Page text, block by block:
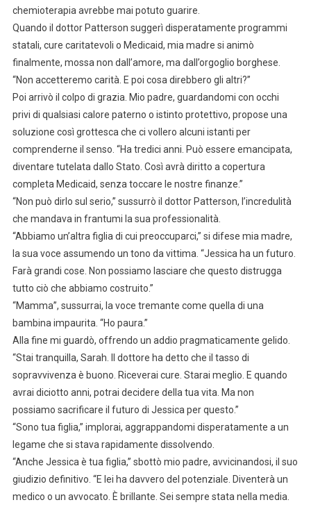
chemioterapia avrebbe mai potuto guarire.
Quando il dottor Patterson suggerì disperatamente programmi
statali, cure caritatevoli o Medicaid, mia madre si animò
finalmente, mossa non dall’amore, ma dall’orgoglio borghese.
“Non accetteremo carità. E poi cosa direbbero gli altri?”
Poi arrivò il colpo di grazia. Mio padre, guardandomi con occhi
privi di qualsiasi calore paterno o istinto protettivo, propose una
soluzione così grottesca che ci vollero alcuni istanti per
comprenderne il senso. “Ha tredici anni. Può essere emancipata,
diventare tutelata dallo Stato. Così avrà diritto a copertura
completa Medicaid, senza toccare le nostre finanze.”
“Non può dirlo sul serio,” sussurrò il dottor Patterson, l’incredulità
che mandava in frantumi la sua professionalità.
“Abbiamo un’altra figlia di cui preoccuparci,” si difese mia madre,
la sua voce assumendo un tono da vittima. “Jessica ha un futuro.
Farà grandi cose. Non possiamo lasciare che questo distrugga
tutto ciò che abbiamo costruito.”
“Mamma”, sussurrai, la voce tremante come quella di una
bambina impaurita. “Ho paura.”
Alla fine mi guardò, offrendo un addio pragmaticamente gelido.
“Stai tranquilla, Sarah. Il dottore ha detto che il tasso di
sopravvivenza è buono. Riceverai cure. Starai meglio. E quando
avrai diciotto anni, potrai decidere della tua vita. Ma non
possiamo sacrificare il futuro di Jessica per questo.”
“Sono tua figlia,” implorai, aggrappandomi disperatamente a un
legame che si stava rapidamente dissolvendo.
“Anche Jessica è tua figlia,” sbottò mio padre, avvicinandosi, il suo
giudizio definitivo. “E lei ha davvero del potenziale. Diventerà un
medico o un avvocato. È brillante. Sei sempre stata nella media.